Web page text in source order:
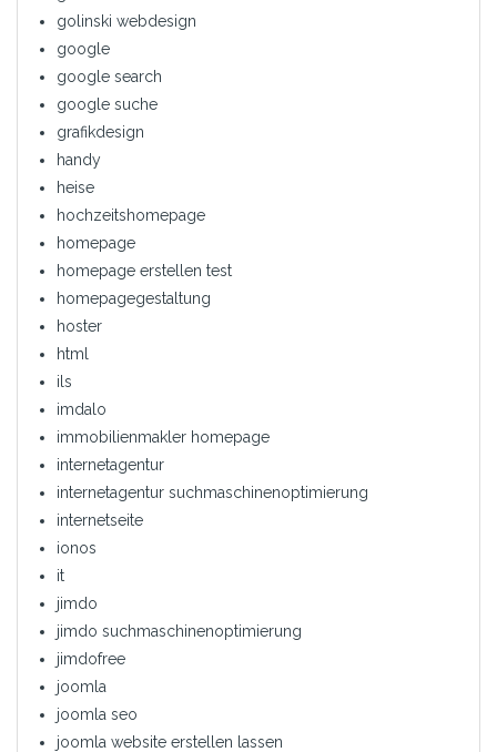
golinski webdesign
google
google search
google suche
grafikdesign
handy
heise
hochzeitshomepage
homepage
homepage erstellen test
homepagegestaltung
hoster
html
ils
imdalo
immobilienmakler homepage
internetagentur
internetagentur suchmaschinenoptimierung
internetseite
ionos
it
jimdo
jimdo suchmaschinenoptimierung
jimdofree
joomla
joomla seo
joomla website erstellen lassen